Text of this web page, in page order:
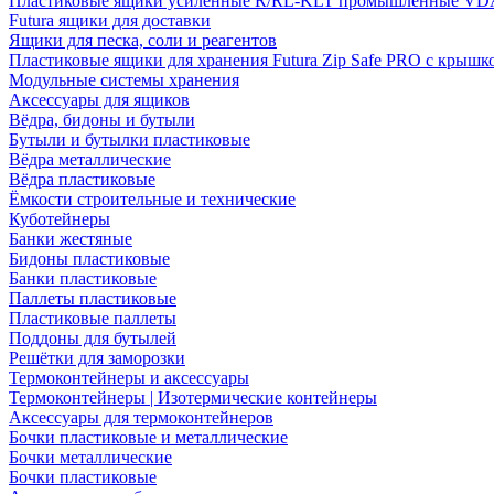
Futura ящики для доставки
Ящики для песка, соли и реагентов
Пластиковые ящики для хранения Futura Zip Safe PRO с
Модульные системы хранения
Аксессуары для ящиков
Вёдра, бидоны и бутыли
Бутыли и бутылки пластиковые
Вёдра металлические
Вёдра пластиковые
Ёмкости строительные и технические
Куботейнеры
Банки жестяные
Бидоны пластиковые
Банки пластиковые
Паллеты пластиковые
Пластиковые паллеты
Поддоны для бутылей
Решётки для заморозки
Термоконтейнеры и аксессуары
Термоконтейнеры | Изотермические контейнеры
Аксессуары для термоконтейнеров
Бочки пластиковые и металлические
Бочки металлические
Бочки пластиковые